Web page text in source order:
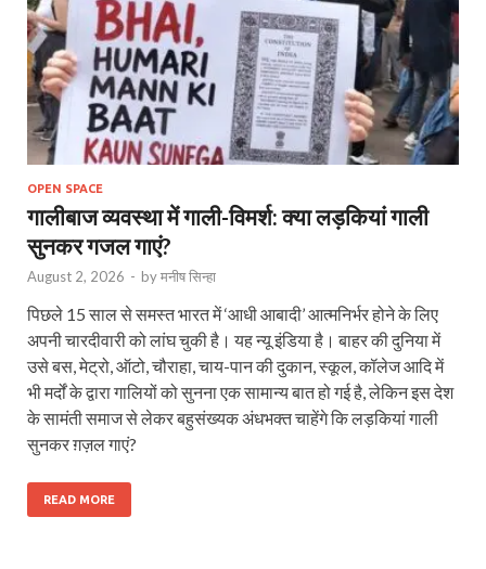
OPEN SPACE
गालीबाज व्‍यवस्‍था में गाली-विमर्श: क्या लड़कियां गाली
सुनकर गजल गाएं?
August 2, 2026 - byमनीष सिन्हा
पिछले 15 साल से समस्त भारत में ‘आधी आबादी’ आत्मनिर्भर होने के लिए
अपनी चारदीवारी को लांघ चुकी है। यह न्यू इंडिया है। बाहर की दुनिया में
उसे बस, मेट्रो, ऑटो, चौराहा, चाय-पान की दुकान, स्कूल, कॉलेज आदि में
भी मर्दों के द्वारा गालियों को सुनना एक सामान्य बात हो गई है, लेकिन इस देश
के सामंती समाज से लेकर बहुसंख्यक अंधभक्त चाहेंगे कि लड़कियां गाली
सुनकर ग़ज़ल गाएं?
READ MORE